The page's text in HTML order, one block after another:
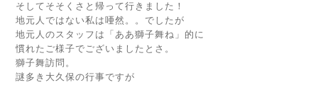
そしてそそくさと帰って行きました！
地元人ではない私は唖然。。でしたが
地元人のスタッフは「ああ獅子舞ね」的に
慣れたご様子でございましたとさ。
獅子舞訪問。
謎多き大久保の行事ですが